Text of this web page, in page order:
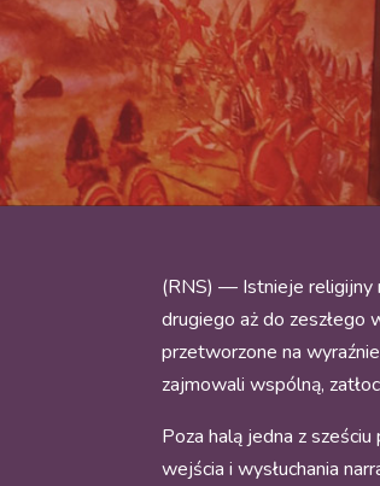
(RNS) — Istnieje religijny
drugiego aż do
przetworzone na
zajmowali wspólną,
Poza halą jedna z
wejścia i wysłuchania